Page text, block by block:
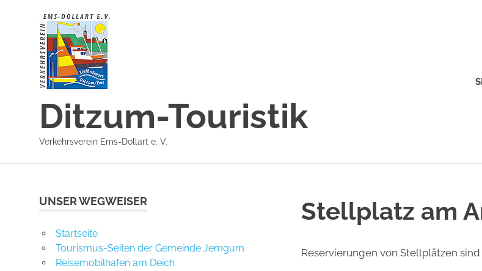
Ditzum-Touristik
Verkehrsverein Ems-Dollart e. V.
Stellplatz am
Reservierungen von Stellplätzen
UNSER WEGWEISER
Startseite
Tourismus-Seiten der Gemeinde Jemgum
Reisemobilhafen am Deich